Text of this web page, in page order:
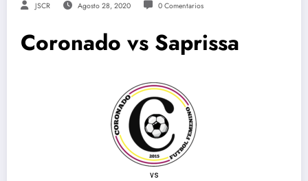
JSCR Agosto 28, 2020 0 Comentarios
Coronado vs Saprissa
vs